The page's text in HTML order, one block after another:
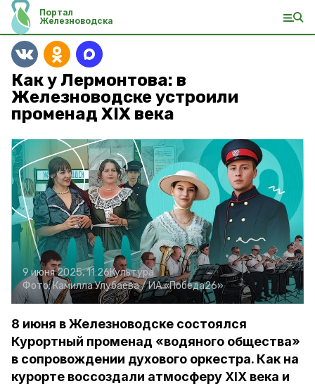
Портал
Железноводска
Как у Лермонтова: в
Железноводске устроили
променад ХIХ века
9 июня 2025, 11:26Культура
Фото:Камилла Улубаева /ИА «Победа26»
8 июня в Железноводске состоялся
Курортный променад «водяного общества»
в сопровождении духового оркестра. Как на
курорте воссоздали атмосферу XIX века и